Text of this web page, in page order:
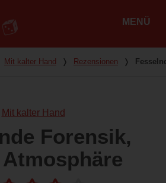
MENÜ
Mit kalter Hand ❭ Rezensionen ❭
Mit kalter Hand
Forensik,